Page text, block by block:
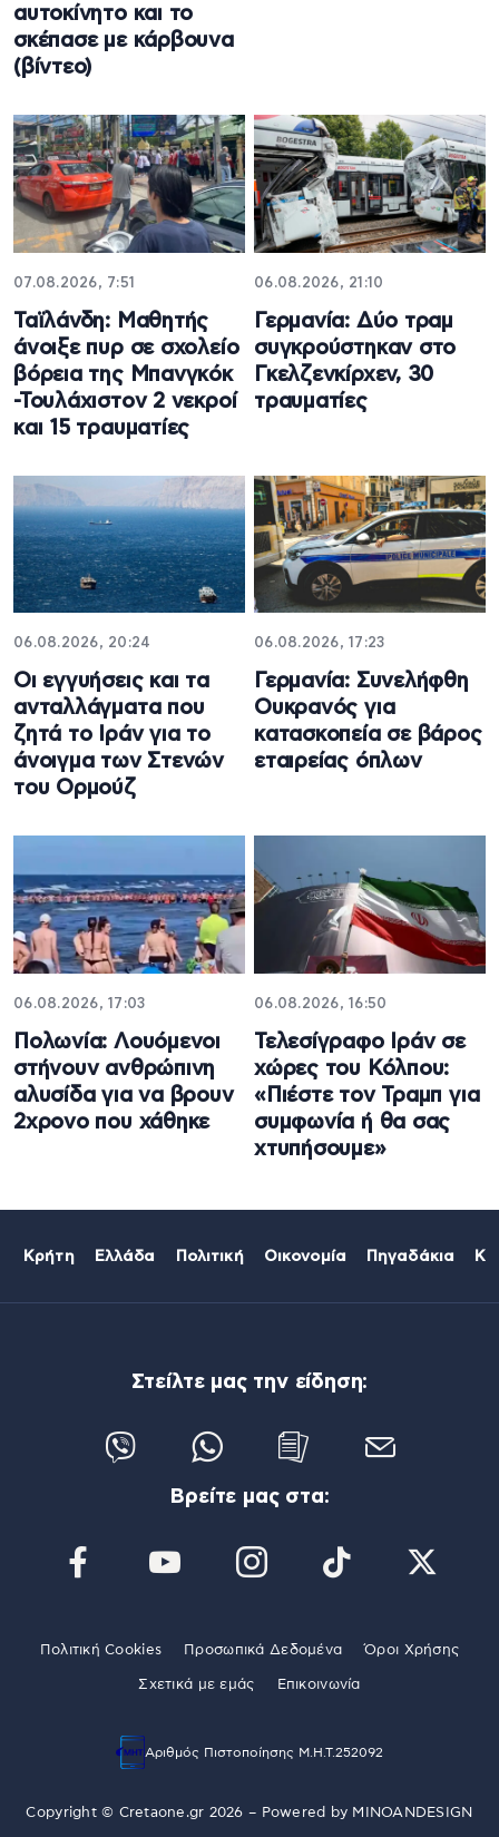
αυτοκίνητο και το
σκέπασε με κάρβουνα
(βίντεο)
07.08.2026, 7:51
Ταϊλάνδη: Μαθητής
άνοιξε πυρ σε σχολείο
βόρεια της Μπανγκόκ
-Τουλάχιστον 2 νεκροί
και 15 τραυματίες
06.08.2026, 21:10
Γερμανία: Δύο τραμ
συγκρούστηκαν στο
Γκελζενκίρχεν, 30
τραυματίες
06.08.2026, 20:24
Οι εγγυήσεις και τα
ανταλλάγματα που
ζητά το Ιράν για το
άνοιγμα των Στενών
του Ορμούζ
06.08.2026, 17:23
Γερμανία: Συνελήφθη
Ουκρανός για
κατασκοπεία σε βάρος
εταιρείας όπλων
06.08.2026, 17:03
Πολωνία: Λουόμενοι
στήνουν ανθρώπινη
αλυσίδα για να βρουν
2χρονο που χάθηκε
06.08.2026, 16:50
Τελεσίγραφο Ιράν σε
χώρες του Κόλπου:
«Πιέστε τον Τραμπ για
συμφωνία ή θα σας
χτυπήσουμε»
Κρήτη Ελλάδα Πολιτική Οικονομία Πηγαδάκια
Στείλτε μας την είδηση:
Βρείτε μας στα:
Πολιτική Cookies Προσωπικά Δεδομένα Όροι Χρήσης
Σχετικά με εμάς Επικοινωνία
Αριθμός Πιστοποίησης Μ.Η.Τ.252092
Copyright © Cretaone.gr 2026 – Powered by MINOANDESIGN